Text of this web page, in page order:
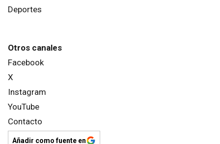
Deportes
Otros canales
Facebook
X
Instagram
YouTube
Contacto
Añadir como fuente en